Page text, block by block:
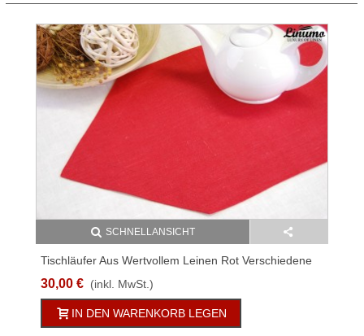
SCHNELLANSICHT
Tischläufer Aus Wertvollem Leinen Rot Verschiedene
Größen
30,00 € (inkl. MwSt.)
IN DEN WARENKORB LEGEN